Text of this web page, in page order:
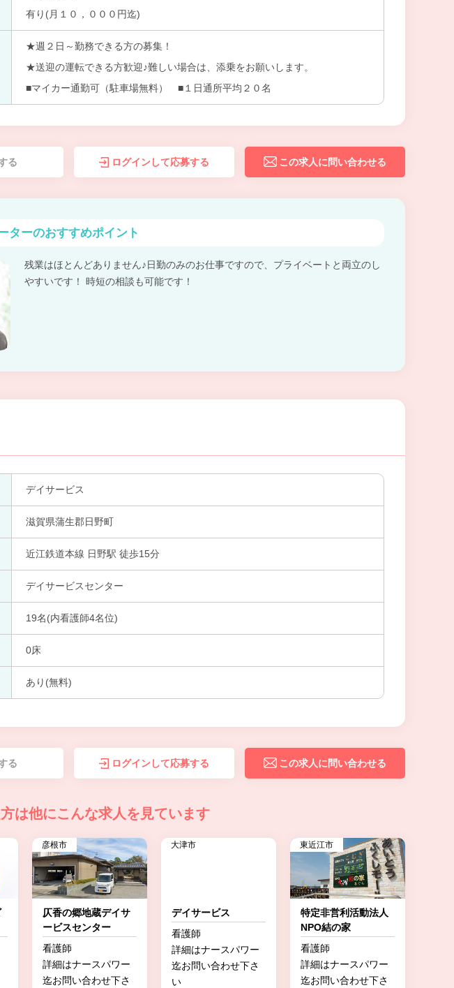
有り(月１０，０００円迄)
★週２日～勤務できる方の募集！
★送迎の運転できる方歓迎♪難しい場合は、添乗をお願いします。
■マイカー通勤可（駐車場無料） ■１日通所平均２０名
る ログインして応募する この求人に問い合わせる
ターのおすすめポイント
残業はほとんどありません♪日勤のみのお仕事ですので、プライベートと両立のし
やすいです！ 時短の相談も可能です！
デイサービス
滋賀県蒲生郡日野町
近江鉄道本線 日野駅 徒歩15分
デイサービスセンター
19名(内看護師4名位)
0床
あり(無料)
る ログインして応募する この求人に問い合わせる
は他にこんな求人を見ています
彦根市
仄香の郷地蔵デイサ
ービスセンター
看護師
詳細はナースパワー
迄お問い合わせ下さ
大津市
デイサービス
看護師
詳細はナースパワー
迄お問い合わせ下さ
い
東近江市
特定非営利活動法人
NPO結の家
看護師
詳細はナースパワー
迄お問い合わせ下さ